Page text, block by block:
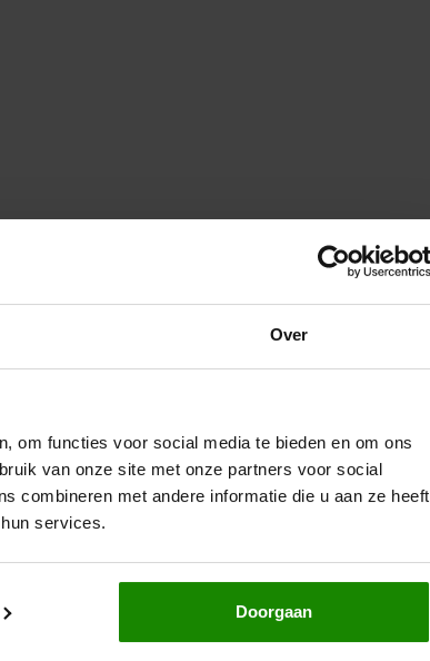
Over
om functies voor social media te bieden en om ons
van onze site met onze partners voor social
combineren met andere informatie die u aan ze heeft
services.
Doorgaan